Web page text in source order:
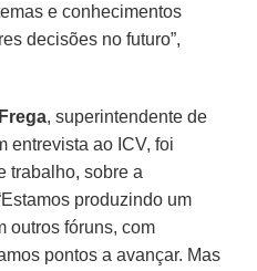
e conhecimentos
decisões no futuro”,
, superintendente de
entrevista ao ICV, foi
trabalho, sobre a
produzindo um
outros fóruns, com
pontos a avançar. Mas